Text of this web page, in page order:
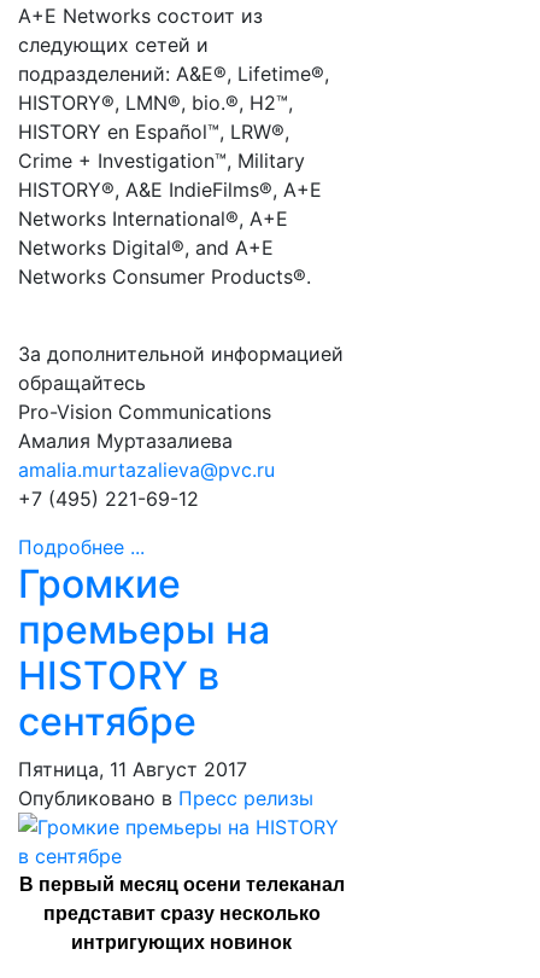
A+E Networks состоит из
следующих сетей и
подразделений: A&E®, Lifetime®,
HISTORY®, LMN®, bio.®, H2™,
HISTORY en Español™, LRW®,
Crime + Investigation™, Military
HISTORY®, A&E IndieFilms®, A+E
Networks International®, A+E
Networks Digital®, and A+E
Networks Consumer Products®.
За дополнительной информацией
обращайтесь
Pro-Vision Communications
Амалия Муртазалиева
amalia.murtazalieva@pvc.ru
+7 (495) 221-69-12
Подробнее ...
Громкие
премьеры на
HISTORY в
сентябре
Пятница, 11 Август 2017
Опубликовано в Пресс релизы
В первый месяц осени телеканал
представит сразу несколько
интригующих новинок